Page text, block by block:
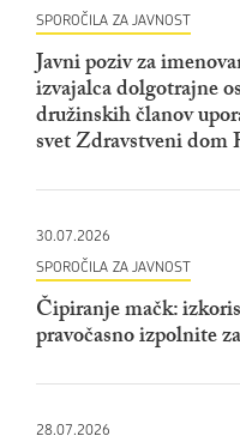
SPOROČILA ZA JAVNOST
Javni poziv za
izvajalca dolgotrajne
družinskih članov
svet Zdravstveni dom
30.07.2026
SPOROČILA ZA JAVNOST
Čipiranje mačk:
pravočasno izpolnite
28.07.2026